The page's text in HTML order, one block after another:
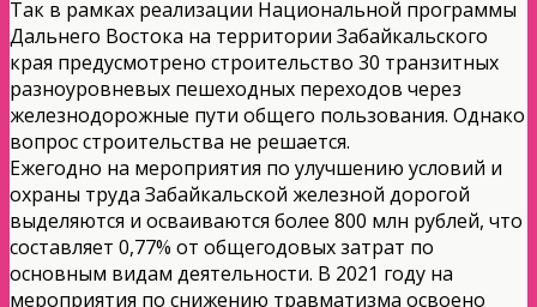
Так в рамках реализации Национальной программы
Дальнего Востока на территории Забайкальского
края предусмотрено строительство 30 транзитных
разноуровневых пешеходных переходов через
железнодорожные пути общего пользования. Однако
вопрос строительства не решается.
Ежегодно на мероприятия по улучшению условий и
охраны труда Забайкальской железной дорогой
выделяются и осваиваются более 800 млн рублей, что
составляет 0,77% от общегодовых затрат по
основным видам деятельности. В 2021 году на
мероприятия по снижению травматизма освоено